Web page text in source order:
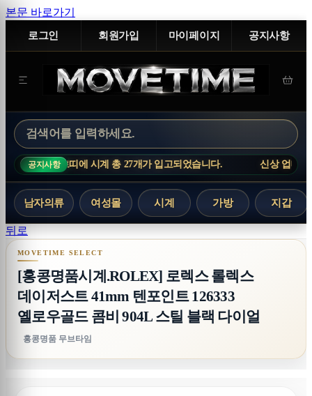
본문 바로가기
로그인 회원가입 마이페이지 공지사항
공지사항
시계 총 27개가 입고되었습니다. 신상 업데이트 : 까르띠에 시
남자의류 여성몰 시계 가방 지갑
[홍콩명품시계.ROLEX] 로렉스 롤렉스 데이저스
뒤로
[홍콩명품시계.ROLEX] 로렉스 롤렉스
데이저스트 41mm 텐포인트 126333
옐로우골드 콤비 904L 스틸 블랙 다이얼
홍콩명품 무브타임